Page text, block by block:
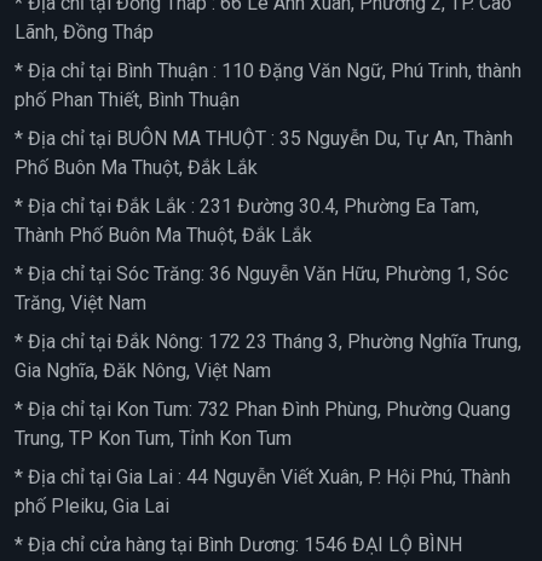
Lãnh, Đồng Tháp
* Địa chỉ tại Bình Thuận : 110 Đặng Văn Ngữ, Phú Trinh, thành
phố Phan Thiết, Bình Thuận
* Địa chỉ tại BUÔN MA THUỘT : 35 Nguyễn Du, Tự An, Thành
Phố Buôn Ma Thuột, Đắk Lắk
* Địa chỉ tại Đắk Lắk : 231 Đường 30.4, Phường Ea Tam,
Thành Phố Buôn Ma Thuột, Đắk Lắk
* Địa chỉ tại Sóc Trăng: 36 Nguyễn Văn Hữu, Phường 1, Sóc
Trăng, Việt Nam
* Địa chỉ tại Đắk Nông: 172 23 Tháng 3, Phường Nghĩa Trung,
Gia Nghĩa, Đăk Nông, Việt Nam
* Địa chỉ tại Kon Tum: 732 Phan Đình Phùng, Phường Quang
Trung, TP Kon Tum, Tỉnh Kon Tum
* Địa chỉ tại Gia Lai : 44 Nguyễn Viết Xuân, P. Hội Phú, Thành
phố Pleiku, Gia Lai
* Địa chỉ cửa hàng tại Bình Dương: 1546 ĐẠI LỘ BÌNH